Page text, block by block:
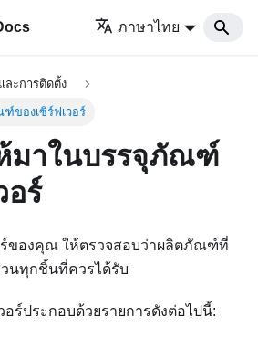
ภาษาไทย
ละการติดตั้ง
ของเซิร์ฟเวอร์
มาในบรรจุภัณฑ์
อร์
ร์ของคุณ ให้ตรวจสอบว่าผลิตภัณฑ์ที่
นทุกชิ้นที่ควรได้รับ
ร์ประกอบด้วยรายการดังต่อไปนี้: